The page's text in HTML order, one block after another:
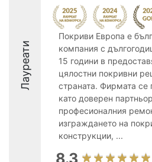
Лауреати
Покриви Европа е
компания с
15 години в
цялостни покривни
страната. Фирмата се
като доверен
професионалния
изграждането на
конструкции, ...
8.3